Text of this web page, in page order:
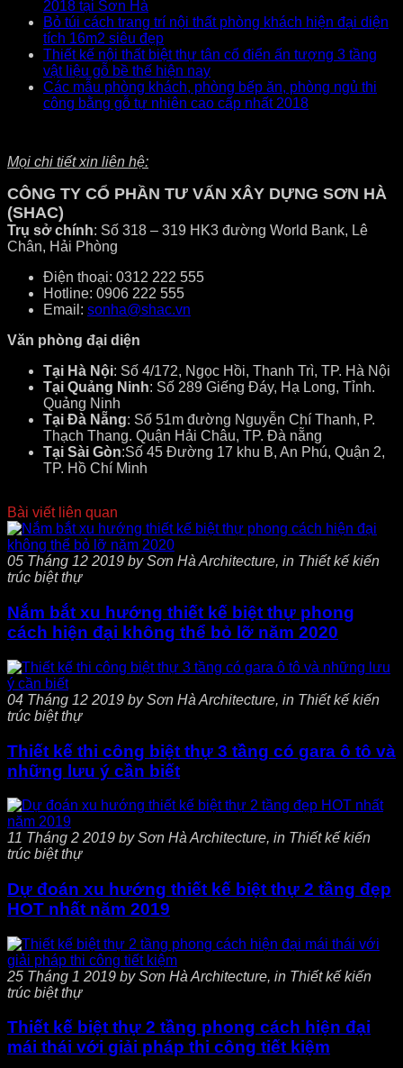
2018 tại Sơn Hà
Bỏ túi cách trang trí nội thất phòng khách hiện đại diện
tích 16m2 siêu đẹp
Thiết kế nội thất biệt thự tân cổ điển ấn tượng 3 tầng
vật liệu gỗ bề thế hiện nay
Các mẫu phòng khách, phòng bếp ăn, phòng ngủ thi
công bằng gỗ tự nhiên cao cấp nhất 2018
Mọi chi tiết xin liên hệ:
CÔNG TY CỔ PHẦN TƯ VẤN XÂY DỰNG SƠN HÀ
(SHAC)
Trụ sở chính: Số 318 – 319 HK3 đường World Bank, Lê
Chân, Hải Phòng
Điện thoại: 0312 222 555
Hotline: 0906 222 555
Email: sonha@shac.vn
Văn phòng đại diện
Tại Hà Nội: Số 4/172, Ngọc Hồi, Thanh Trì, TP. Hà Nội
Tại Quảng Ninh: Số 289 Giếng Đáy, Hạ Long, Tỉnh.
Quảng Ninh
Tại Đà Nẵng: Số 51m đường Nguyễn Chí Thanh, P.
Thạch Thang. Quận Hải Châu, TP. Đà nẵng
Tại Sài Gòn:Số 45 Đường 17 khu B, An Phú, Quận 2,
TP. Hồ Chí Minh
Bài viết liên quan
05 Tháng 12 2019 by Sơn Hà Architecture, in Thiết kế kiến
trúc biệt thự
Nắm bắt xu hướng thiết kế biệt thự phong
cách hiện đại không thể bỏ lỡ năm 2020
04 Tháng 12 2019 by Sơn Hà Architecture, in Thiết kế kiến
trúc biệt thự
Thiết kế thi công biệt thự 3 tầng có gara ô tô và
những lưu ý cần biết
11 Tháng 2 2019 by Sơn Hà Architecture, in Thiết kế kiến
trúc biệt thự
Dự đoán xu hướng thiết kế biệt thự 2 tầng đẹp
HOT nhất năm 2019
25 Tháng 1 2019 by Sơn Hà Architecture, in Thiết kế kiến
trúc biệt thự
Thiết kế biệt thự 2 tầng phong cách hiện đại
mái thái với giải pháp thi công tiết kiệm